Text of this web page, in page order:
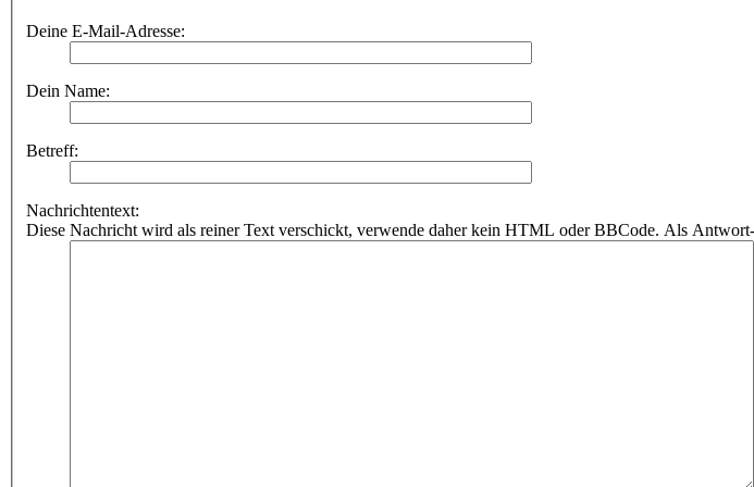
Deine E-Mail-Adresse:
Dein Name:
Betreff:
Nachrichtentext:
Diese Nachricht wird als reiner Text verschickt, verwende daher kein HTML oder BBCode. Als